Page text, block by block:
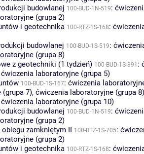
budowlanej 100-BUD-1N-519:
(grupa 2)
i geotechnika 100-RTZ-1S-168:
budowlanej 100-BUD-1S-519:
(grupa 8)
z geotechniki (1 tydzień) 100-BUD-1S-391 :
ćwiczenia laboratoryjne (grupa 5)
100-BUD-1S-167: ćwiczenia
7), ćwiczenia laboratoryjne (grupa 8)
ćwiczenia laboratoryjne (grupa 10)
budowlanej 100-BUD-1N-519:
(grupa 2)
zamkniętym II 100-RTZ-1S-705:
(grupa 2)
i geotechnika 100-RTZ-1S-168: